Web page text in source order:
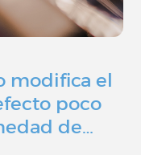
modifica el
poco
de…